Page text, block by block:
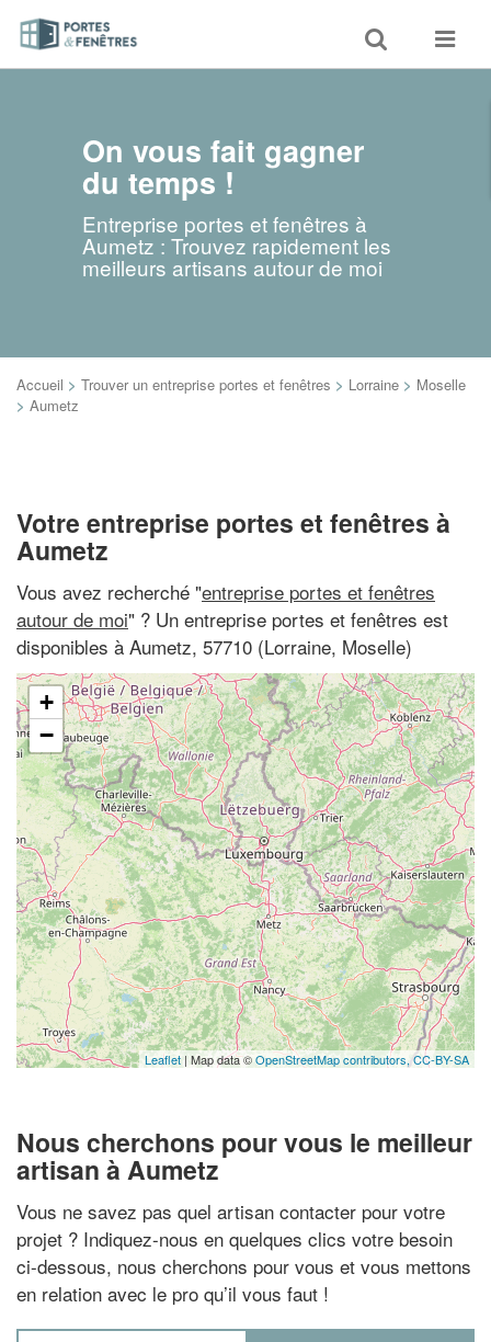
Toggle
search
Toggle
On vous fait gagner
du temps !
Entreprise portes et fenêtres à
Aumetz : Trouvez rapidement les
meilleurs artisans autour de moi
Accueil > Trouver un entreprise portes et fenêtres > Lorraine > Moselle
> Aumetz
Votre entreprise portes et fenêtres à
Aumetz
Vous avez recherché "entreprise portes et fenêtres
autour de moi" ? Un entreprise portes et fenêtres est
disponibles à Aumetz, 57710 (Lorraine, Moselle)
+
−
Leaflet | Map data ©OpenStreetMap contributors,CC-BY-SA
Nous cherchons pour vous le meilleur
artisan à Aumetz
Vous ne savez pas quel artisan contacter pour votre
projet ? Indiquez-nous en quelques clics votre besoin
ci-dessous, nous cherchons pour vous et vous mettons
en relation avec le pro qu’il vous faut !